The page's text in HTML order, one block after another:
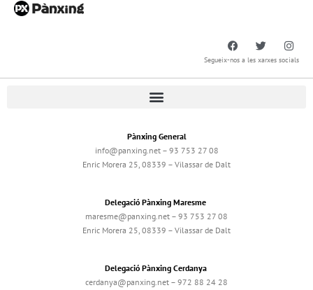
Segueix-nos a les xarxes socials
Pànxing General
info@panxing.net – 93 753 27 08
Enric Morera 25, 08339 – Vilassar de Dalt
Delegació Pànxing Maresme
maresme@panxing.net – 93 753 27 08
Enric Morera 25, 08339 – Vilassar de Dalt
Delegació Pànxing Cerdanya
cerdanya@panxing.net – 972 88 24 28